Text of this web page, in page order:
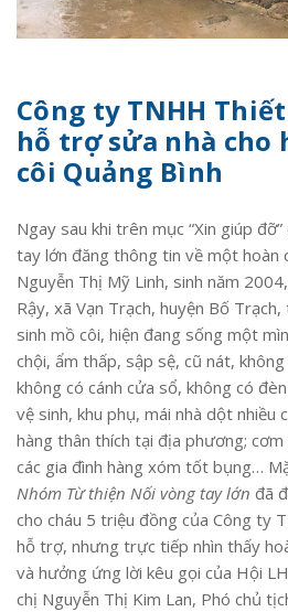
Công ty TNHH
hỗ trợ sửa nhà cho
côi Quảng Bình
Ngay sau khi trên mục “Xin giúp
tay lớn đăng thông tin về một hoàn
Nguyễn Thị Mỹ Linh, sinh năm
Rậy, xã Vạn Trạch, huyện Bố
sinh mồ côi, hiện đang sống một
chội, ẩm thấp, sập sệ, cũ nát,
không có cánh cửa sổ, không có
vệ sinh, khu phụ, mái nhà dột nhiều
hàng thân thích tại địa phương;
các gia đình hàng xóm tốt bụng…
Nhóm Từ thiện Nối vòng tay lớn đã
cho cháu 5 triệu đồng của Công ty
hỗ trợ, nhưng trực tiếp nhìn thấy
và hưởng ứng lời kêu gọi của Hội
chị Nguyễn Thị Kim Lan, Phó chủ